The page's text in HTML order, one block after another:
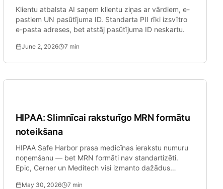
Klientu atbalsta AI saņem klientu ziņas ar vārdiem, e-
pastiem UN pasūtījuma ID. Standarta PII rīki izsvītro
e-pasta adreses, bet atstāj pasūtījuma ID neskartu.
June 2, 2026 7 min
HIPAA: Slimnīcai raksturīgo MRN formātu
noteikšana
HIPAA Safe Harbor prasa medicīnas ierakstu numuru
noņemšanu — bet MRN formāti nav standartizēti.
Epic, Cerner un Meditech visi izmanto dažādus
May 30, 2026 7 min